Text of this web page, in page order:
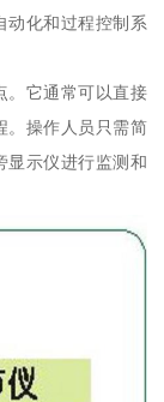
动化和过程控制系
。它通常可以直接
。操作人员只需简
显示仪进行监测和